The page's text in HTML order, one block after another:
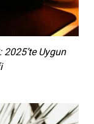
2025’te Uygun